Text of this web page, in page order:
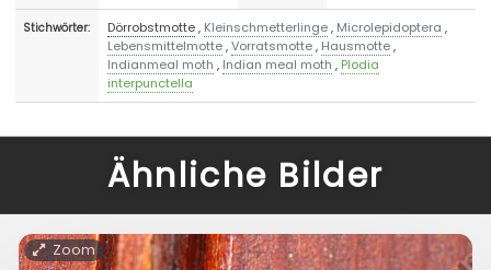
Stichwörter: Dörrobstmotte, Kleinschmetterlinge, Microlepidoptera ,
Lebensmittelmotte,Vorratsmotte, Hausmotte,
Indianmeal moth , Indian meal moth , Plodia
interpunctella
Ähnliche Bilder
Zoom